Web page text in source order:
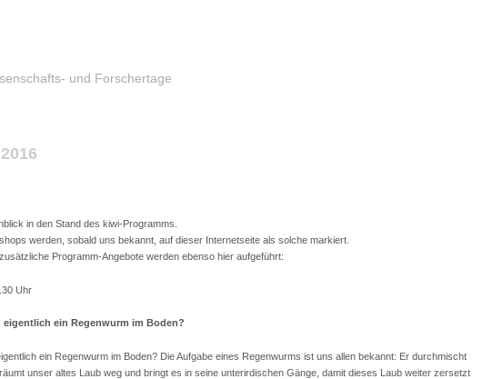
und Forschertage
in den Stand des kiwi-Programms.
werden, sobald uns bekannt, auf dieser Internetseite als solche markiert.
Programm-Angebote werden ebenso hier aufgeführt:
Uhr
eigentlich ein Regenwurm im Boden?
ein Regenwurm im Boden? Die Aufgabe eines Regenwurms ist uns allen bekannt: Er durchmischt
unser altes Laub weg und bringt es in seine unterirdischen Gänge, damit dieses Laub weiter zersetzt